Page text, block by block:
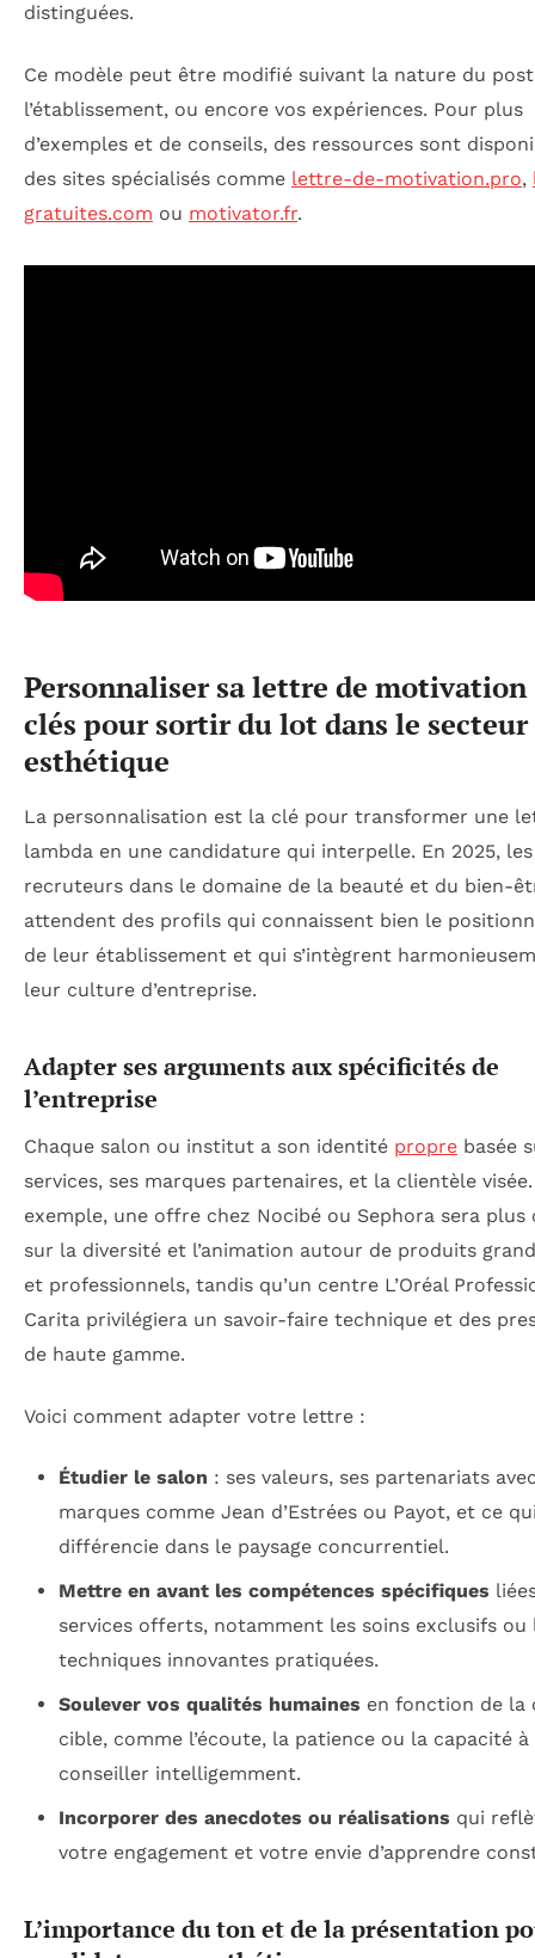
distinguées.
Ce modèle peut être modifié suivant la nature du
l’établissement, ou encore vos expériences. Pour plus
d’exemples et de conseils, des ressources sont
des sites spécialisés comme lettre-de-motivation.pro,
gratuites.com ou motivator.fr.
Personnaliser sa lettre de motivation
clés pour sortir du lot dans le secteur
esthétique
La personnalisation est la clé pour transformer une
lambda en une candidature qui interpelle. En 2025, les
recruteurs dans le domaine de la beauté et du bien-
attendent des profils qui connaissent bien le
de leur établissement et qui s’intègrent
leur culture d’entreprise.
Adapter ses arguments aux spécificités de
l’entreprise
Chaque salon ou institut a son identité propre basée
services, ses marques partenaires, et la clientèle
exemple, une offre chez Nocibé ou Sephora sera plus
sur la diversité et l’animation autour de produits
et professionnels, tandis qu’un centre L’Oréal
Carita privilégiera un savoir-faire technique et des
de haute gamme.
Voici comment adapter votre lettre :
Étudier le salon : ses valeurs, ses partenariats
marques comme Jean d’Estrées ou Payot, et ce
différencie dans le paysage concurrentiel.
Mettre en avant les compétences spécifiques
services offerts, notamment les soins exclusifs ou
techniques innovantes pratiquées.
Soulever vos qualités humaines en fonction de la
cible, comme l’écoute, la patience ou la capacité à
conseiller intelligemment.
Incorporer des anecdotes ou réalisations qui
votre engagement et votre envie d’apprendre
L’importance du ton et de la présentation